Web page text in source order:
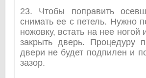
23. Чтобы поправить
снимать ее с петель. Нужно
ножовку, встать на нее ногой
закрыть дверь. Процедуру
двери не будет подпилен и
зазор.